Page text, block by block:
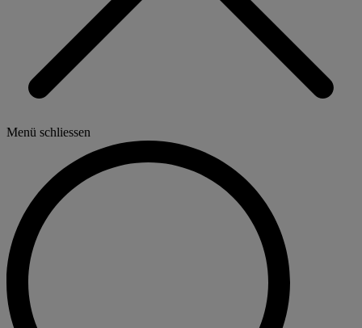
Menü schliessen